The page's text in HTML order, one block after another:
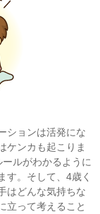
ションは活発にな
ケンカも起こりま
ルがわかるように
す。そして、4歳く
はどんな気持ちな
立って考えること